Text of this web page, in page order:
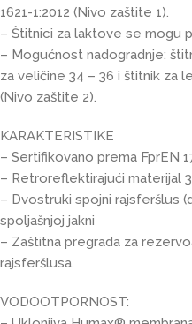
1621-1:2012 (Nivo zaštite 1).
– Štitnici za laktove se mogu
– Mogućnost nadogradnje:
za veličine 34 – 36 i štitnik za
(Nivo zaštite 2).
KARAKTERISTIKE
– Sertifikovano prema FprEN
– Retroreflektirajući materijal
– Dvostruki spojni rajsferšlus
spoljašnjoj jakni
– Zaštitna pregrada za
rajsferšlusa.
VODOOTPORNOST: